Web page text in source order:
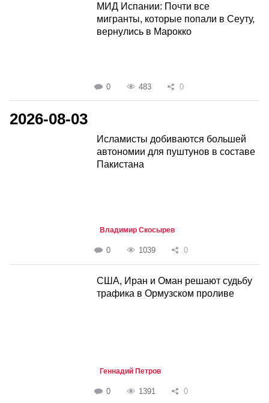
МИД Испании: Почти все
мигранты, которые попали в Сеуту,
вернулись в Марокко
0 483 0
2026-08-03
Исламисты добиваются большей
автономии для пуштунов в составе
Пакистана
Владимир Скосырев
0 1039 0
США, Иран и Оман решают судьбу
трафика в Ормузском проливе
Геннадий Петров
0 1391 0